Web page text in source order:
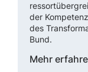
der
des
Bund.
Mehr